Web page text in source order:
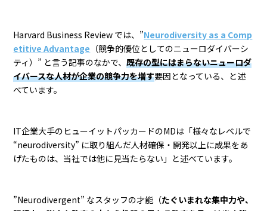
Harvard Business Review では、”Neurodiversity as a Comp
etitive Advantage （競争的優位としてのニューロダイバーシ
ティ）” と言う記事のなかで、既存の型にはまらないニューロダ
イバースな人材が企業の競争力を増す要因となっている、と述
べています。
IT企業大手のヒューイットパッカードのMDは「様々なレベルで
“neurodiversity” に取り組んだ人材確保・開発以上に成果をあ
げたものは、当社では他に見当たらない」と述べています。
”Neurodivergent” なスタッフの才能（たぐいまれな集中力や、